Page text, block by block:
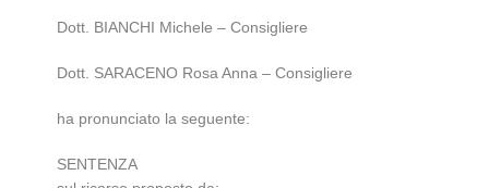
Dott. BIANCHI Michele – Consigliere
Dott. SARACENO Rosa Anna – Consigliere
ha pronunciato la seguente:
SENTENZA